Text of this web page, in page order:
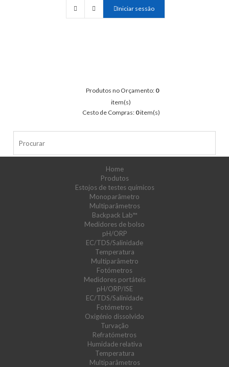
Iniciar sessão
Produtos no Orçamento: 0
item(s)
Cesto de Compras: 0item(s)
Home
Produtos
Estojos de testes químicos
Monoparâmetro
Multiparâmetros
Backpack Lab™
Medidores de bolso
pH/ORP
EC/TDS/Salinidade
Temperatura
Multiparâmetro
Fotómetros
Medidores portáteis
pH/ORP/ISE
EC/TDS/Salinidade
Fotómetros
Oxigénio dissolvido
Turvação
Refratómetros
Humidade relativa
Temperatura
Multiparâmetros